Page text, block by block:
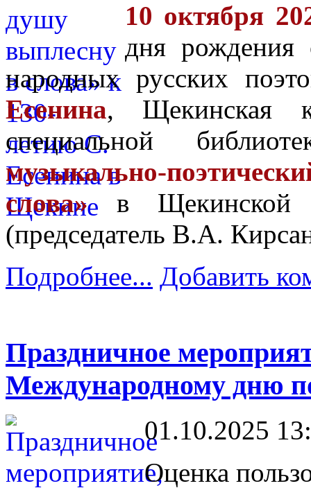
10 октября
дня
народных русских
Есенина, Щекинская
специальной
музыкально-
слова»в Щекинской
(председатель В.А.
Подробнее... Добавить
Праздничное
Международному дню
01.10.2025
Оценка